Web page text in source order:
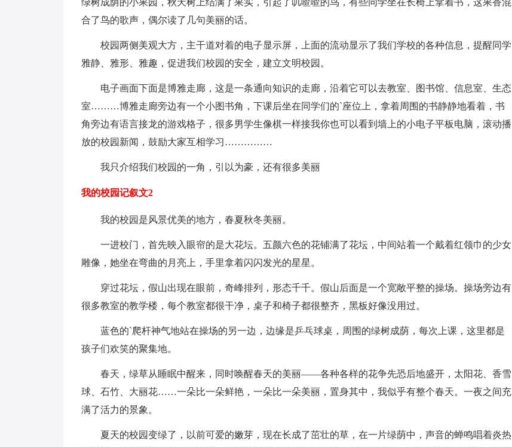
绿树成荫的小果园，秋天树上结满了果实，引起了叽喳喳的鸟，有些同学坐在长椅上拿着书，这果香混
合了鸟的歌声，偶尔读了几句美丽的话。
校园两侧美观大方，主干道对着的电子显示屏，上面的流动显示了我们学校的各种信息，提醒同学
雅静、雅形、雅趣，促进我们校园的安全，建立文明校园。
电子画面下面是博雅走廊，这是一条通向知识的走廊，沿着它可以去教室、图书馆、信息室、生态
室………博雅走廊旁边有一个小图书角，下课后坐在同学们的`座位上，拿着周围的书静静地看着，书
角旁边有语言接龙的游戏格子，很多男学生像棋一样接我你也可以看到墙上的小电子平板电脑，滚动播
放的校园新闻，鼓励大家互相学习……………
我只介绍我们校园的一角，引以为豪，还有很多美丽
我的校园记叙文2
我的校园是风景优美的地方，春夏秋冬美丽。
一进校门，首先映入眼帘的是大花坛。五颜六色的花铺满了花坛，中间站着一个戴着红领巾的少女
雕像，她坐在弯曲的月亮上，手里拿着闪闪发光的星星。
穿过花坛，假山出现在眼前，奇峰排列，形态千千。假山后面是一个宽敞平整的操场。操场旁边有
很多教室的教学楼，每个教室都很干净，桌子和椅子都很整齐，黑板好像没用过。
蓝色的`爬杆神气地站在操场的另一边，边缘是乒乓球桌，周围的绿树成荫，每次上课，这里都是
孩子们欢笑的聚集地。
春天，绿草从睡眠中醒来，同时唤醒春天的美丽——各种各样的花争先恐后地盛开，太阳花、香雪
球、石竹、大丽花……一朵比一朵鲜艳，一朵比一朵美丽，置身其中，我似乎有整个春天。一夜之间充
满了活力的景象。
夏天的校园变绿了，以前可爱的嫩芽，现在长成了茁壮的草，在一片绿荫中，声音的蝉鸣唱着炎热